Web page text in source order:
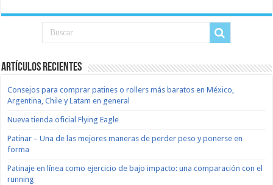
Artículos recientes
Consejos para comprar patines o rollers más baratos en México,
Argentina, Chile y Latam en general
Nueva tienda oficial Flying Eagle
Patinar – Una de las mejores maneras de perder peso y ponerse en
forma
Patinaje en línea como ejercicio de bajo impacto: una comparación con el
running